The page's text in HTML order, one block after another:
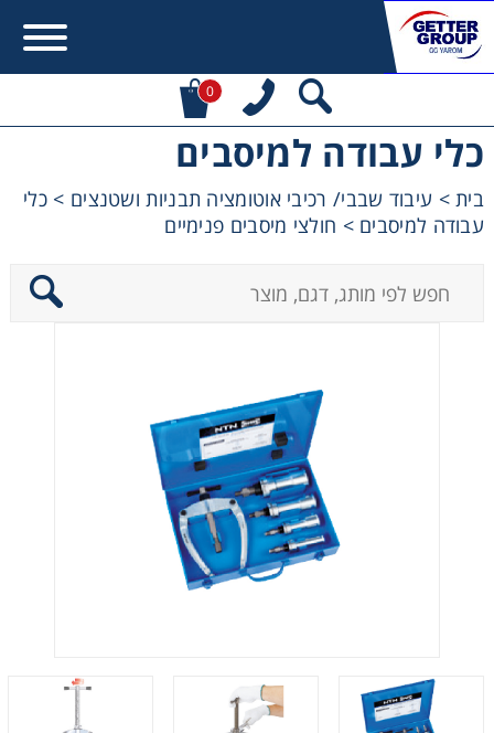
0
כלי עבודה למיסבים
בית> עיבוד שבבי/ רכיבי אוטומציה תבניות ושטנצים > כלי
עבודה למיסבים > חולצי מיסבים פנימיים
Contact form not found.
מעונין לקבל הצעת מחיר או מידע עבור:
מקשרים, מצמדים ובלמים
מיסבים ובתי מיסב
שרשראות, גלגלי שרשרת וגלגלי שיניים
רצועות וי, רצועות תזמון וגלגלים
פיקוד ובקרה